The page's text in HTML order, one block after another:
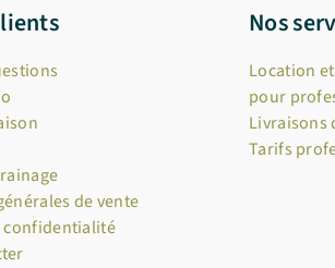
de vente
confidentialité
Nos
Location
pour
Livraisons
Tarifs